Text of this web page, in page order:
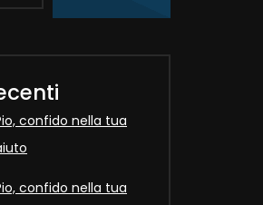
confido nella tua
confido nella tua